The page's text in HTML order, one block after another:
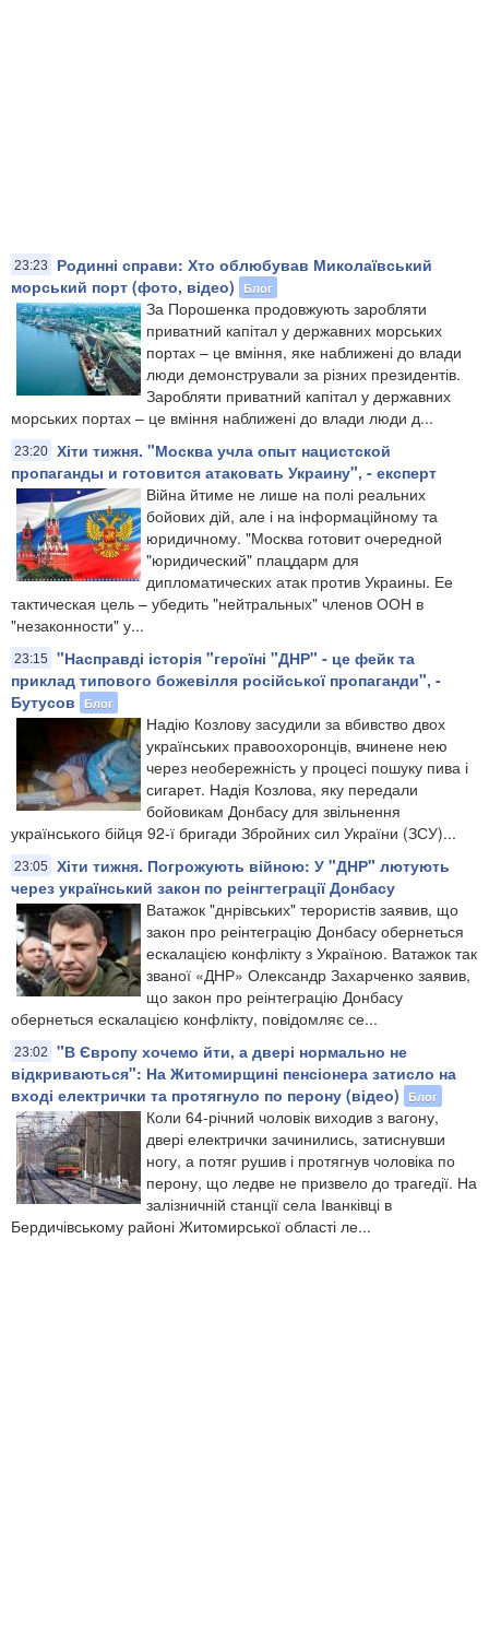
23:23
Родинні справи: Хто облюбував Миколаївський
морський порт (фото, відео)
Блог
За Порошенка продовжують заробляти
приватний капітал у державних морських
портах – це вміння, яке наближені до влади
люди демонстрували за різних президентів.
Заробляти приватний капітал у державних
морських портах – це вміння наближені до влади люди д...
23:20 Хіти тижня. "Москва учла опыт нацистской
пропаганды и готовится атаковать Украину", - експерт
Війна йтиме не лише на полі реальних
бойових дій, але і на інформаційному та
юридичному. "Москва готовит очередной
"юридический" плацдарм для
дипломатических атак против Украины. Ее
тактическая цель – убедить "нейтральных" членов ООН в
"незаконности" у...
23:15
"Насправді історія "героїні "ДНР" - це фейк та
приклад типового божевілля російської пропаганди", -
Бутусов
Блог
Надію Козлову засудили за вбивство двох
українських правоохоронців, вчинене нею
через необережність у процесі пошуку пива і
сигарет. Надія Козлова, яку передали
бойовикам Донбасу для звільнення
українського бійця 92-ї бригади Збройних сил України (ЗСУ)...
23:05
Хіти тижня. Погрожують війною: У "ДНР" лютують
через український закон по реінгтеграції Донбасу
Ватажок "днрівських" терористів заявив, що
закон про реінтеграцію Донбасу обернеться
ескалацією конфлікту з Україною. Ватажок так
званої «ДНР» Олександр Захарченко заявив,
що закон про реінтеграцію Донбасу
обернеться ескалацією конфлікту, повідомляє се...
23:02
"В Європу хочемо йти, а двері нормально не
відкриваються": На Житомирщині пенсіонера затисло на
вході електрички та протягнуло по перону (відео)
Блог
Коли 64-річний чоловік виходив з вагону,
двері електрички зачинились, затиснувши
ногу, а потяг рушив і протягнув чоловіка по
перону, що ледве не призвело до трагедії. На
залізничній станції села Іванківці в
Бердичівському районі Житомирської області ле...